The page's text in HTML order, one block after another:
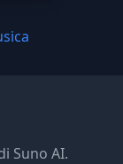
Suno AI.